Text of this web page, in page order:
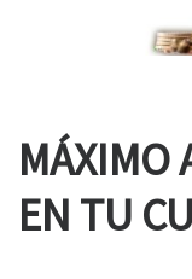
MÁXIMO
EN TU